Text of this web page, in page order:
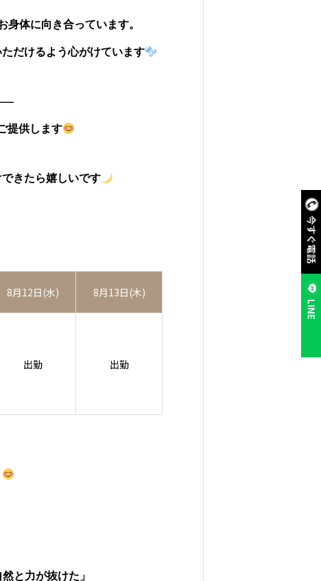
今すぐ電話
LINE
体に向き合っています。
だけるよう心がけています
提供します
きたら嬉しいです
8月12日(水)
出勤
8月13日(木)
出勤
と力が抜けた」